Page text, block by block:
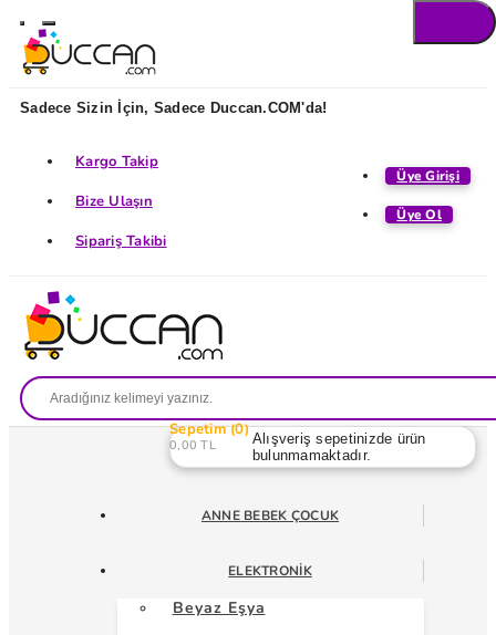
Sadece Sizin İçin, Sadece Duccan.COM'da!
Üye Girişi
Üye Ol
Kargo Takip
Bize Ulaşın
Sipariş Takibi
Sepetim 0
0,00 TL
Alışveriş sepetinizde ürün
bulunmamaktadır.
ANNE BEBEK ÇOCUK
ELEKTRONIK
Beyaz Eşya